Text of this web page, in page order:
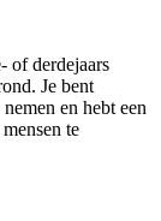
of derdejaars
Je bent
en hebt een
te